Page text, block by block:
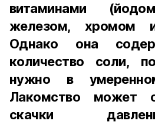
витаминами
железом, хромом
Однако она
количество соли,
нужно в
Лакомство может
скачки